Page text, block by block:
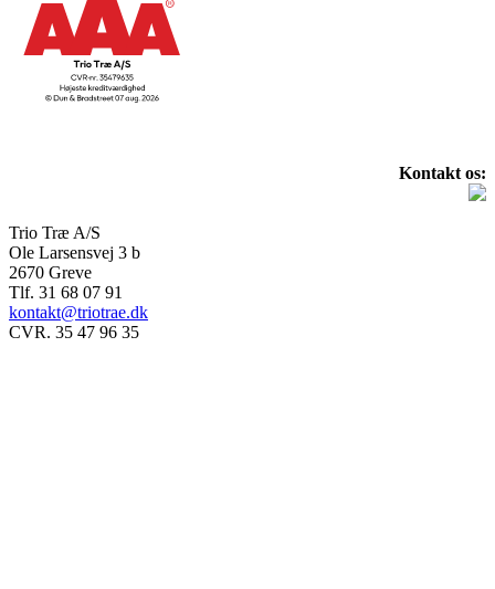
Kontakt os:
Trio Træ A/S
Ole Larsensvej 3 b
2670 Greve
Tlf. 31 68 07 91
kontakt@triotrae.dk
CVR. 35 47 96 35